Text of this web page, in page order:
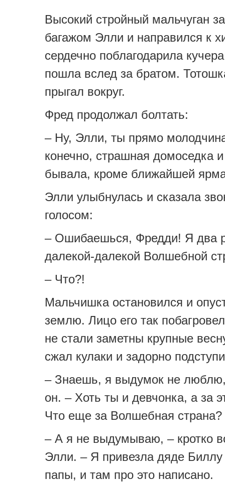
Высокий стройный мальчуган
багажом Элли и направился к
сердечно поблагодарила
пошла вслед за братом.
прыгал вокруг.
Фред продолжал болтать:
– Ну, Элли, ты прямо
конечно, страшная домоседка
бывала, кроме ближайшей
Элли улыбнулась и сказала
голосом:
– Ошибаешься, Фредди! Я два
далекой-далекой Волшебной
– Что?!
Мальчишка остановился и
землю. Лицо его так
не стали заметны крупные
сжал кулаки и задорно
– Знаешь, я выдумок не люблю,
он. – Хоть ты и девчонка, а за
Что еще за Волшебная страна?
– А я не выдумываю, – кротко
Элли. – Я привезла дяде Биллу
папы, и там про это написано.